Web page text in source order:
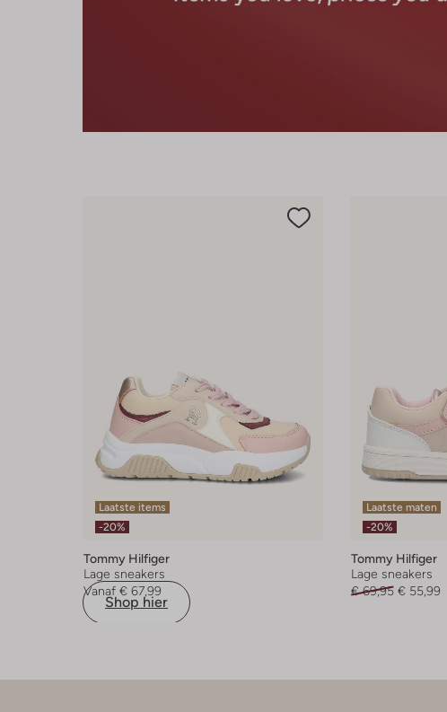
Shop hier
Laatste items
-20%
Tommy Hilfiger
Lage sneakers
Vanaf € 67,99
Laatste maten
-20%
Tommy Hilfiger
Lage sneakers
€ 69,95 € 55,99